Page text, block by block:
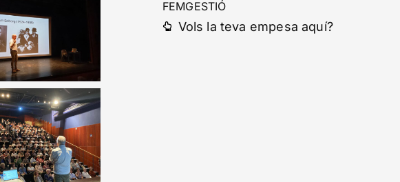
FEMGESTIÓ
Vols la teva empesa aquí?